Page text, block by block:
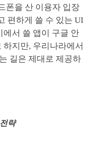
폰을 산 이용자 입장
편하게 쓸 수 있는 UI
에서 쓸 앱이 구글 안
지만, 우리나라에서
길은 제대로 제공하
략